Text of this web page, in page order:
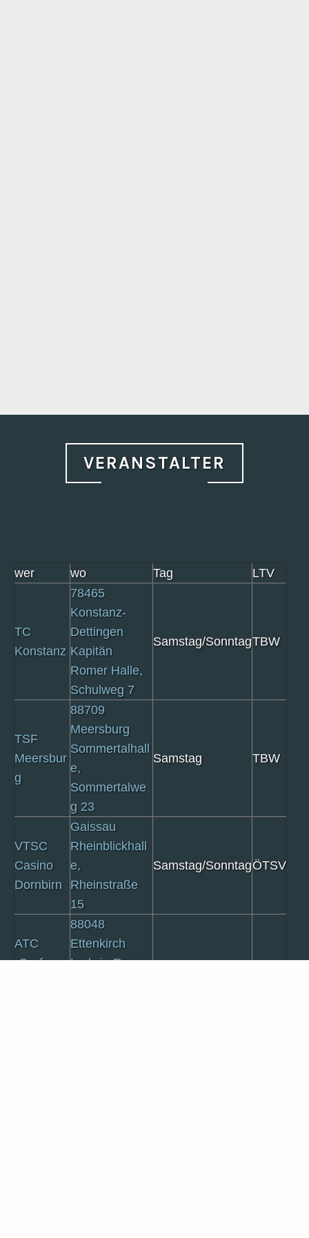
VERANSTALTER
wer wo Tag LTV
TC
Konstanz
78465
Konstanz-
Dettingen
Kapitän
Romer Halle,
Schulweg 7
Samstag/SonntagTBW
TSF
Meersbur
g
88709
Meersburg
Sommertalhall
e,
Sommertalwe
g 23
Samstag TBW
VTSC
Casino
Dornbirn
Gaissau
Rheinblickhall
e,
Rheinstraße
15
Samstag/SonntagÖTSV
ATC
„Graf
88048
Ettenkirch
Ludwig Roos